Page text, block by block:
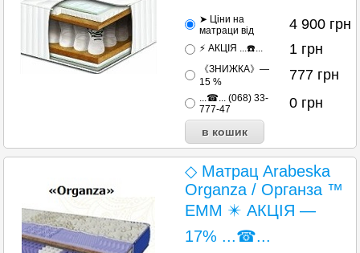
➤ Ціни на
матраци від
4 900 грн
⚡ АКЦІЯ ...☎️... 1 грн
《ЗНИЖКА》—
15 %
777 грн
...☎... (068) 33-
777-47
0 грн
◇ Матрац Arabeska
Organza / Органза ™
ЕММ ✴️ АКЦІЯ —
17% ...☎...